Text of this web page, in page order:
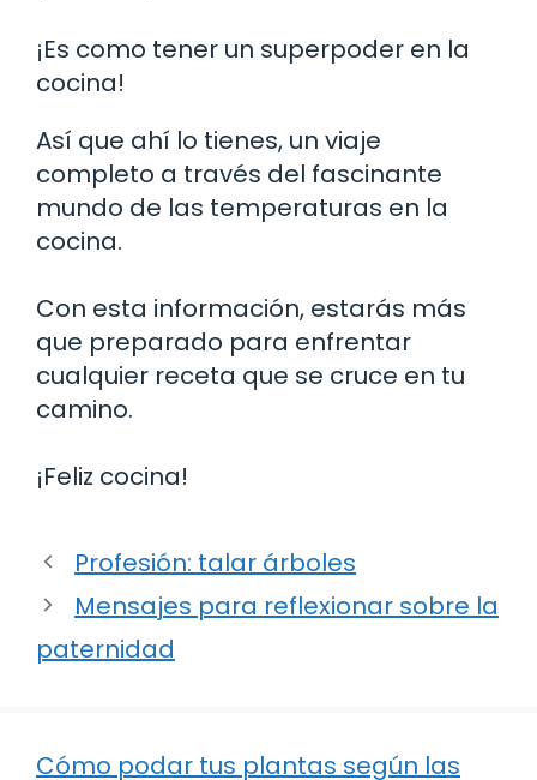
¡Es como tener un superpoder en la
cocina!
Así que ahí lo tienes, un viaje
completo a través del fascinante
mundo de las temperaturas en la
cocina.
Con esta información, estarás más
que preparado para enfrentar
cualquier receta que se cruce en tu
camino.
¡Feliz cocina!
Profesión: talar árboles
Mensajes para reflexionar sobre la
paternidad
Cómo podar tus plantas según las